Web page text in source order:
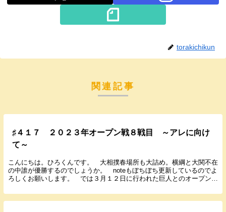
torakichikun
関連記事
♯４１７ ２０２３年オープン戦８戦目 ～アレに向け
て～
こんにちは。ひろくんです。 大相撲春場所も大詰め。横綱と大関不在
の中誰が優勝するのでしょうか。 noteもぼちぼち更新しているのでよ
ろしくお願いします。 では３月１２日に行われた巨人とのオープン戦